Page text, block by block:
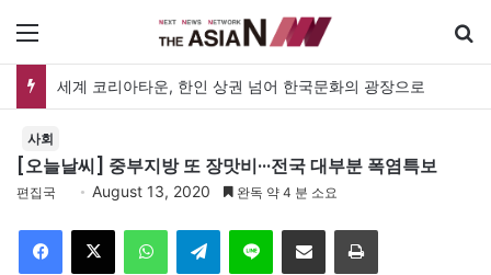
사회
[오늘날씨] 중부지방 또 장맛비···전국 대부분 폭염특보
편집국 August 13, 2020 완독 약 4 분 소요
Telegram 이메일